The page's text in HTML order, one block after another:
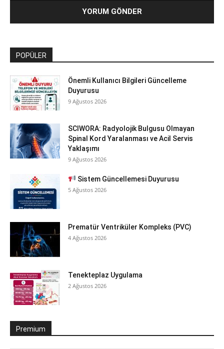
POPÜLER
Önemli Kullanıcı Bilgileri Güncelleme
Duyurusu
9 Ağustos 2026
SCIWORA: Radyolojik Bulgusu Olmayan
Spinal Kord Yaralanması ve Acil Servis
Yaklaşımı
9 Ağustos 2026
Sistem Güncellemesi Duyurusu
5 Ağustos 2026
Prematür Ventriküler Kompleks (PVC)
4 Ağustos 2026
Tenekteplaz Uygulama
2 Ağustos 2026
Premium